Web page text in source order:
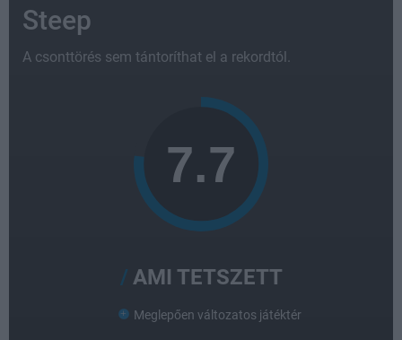
Steep
A csonttörés sem tántoríthat el a rekordtól.
AMI TETSZETT
Meglepően változatos játéktér